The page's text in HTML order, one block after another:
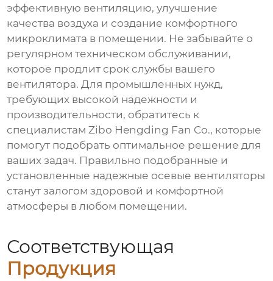
эффективную вентиляцию, улучшение
качества воздуха и создание комфортного
микроклимата в помещении. Не забывайте о
регулярном техническом обслуживании,
которое продлит срок службы вашего
вентилятора. Для промышленных нужд,
требующих высокой надежности и
производительности, обратитесь к
специалистам Zibo Hengding Fan Co., которые
помогут подобрать оптимальное решение для
ваших задач. Правильно подобранные и
установленные надежные осевые вентиляторы
станут залогом здоровой и комфортной
атмосферы в любом помещении.
Соответствующая
Продукция